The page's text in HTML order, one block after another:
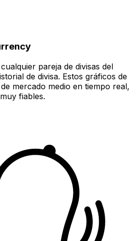
pareja de divisas del
de divisa. Estos gráficos de
mercado medio en tiempo real,
fiables.